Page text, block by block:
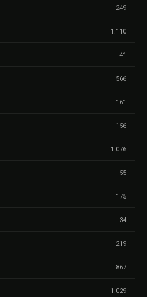
249
1.110
41
566
161
156
1.076
55
175
34
219
867
1.029